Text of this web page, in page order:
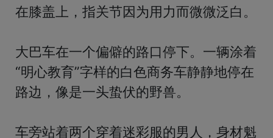
在膝盖上，指关节因为用力而微微泛白。
大巴车在一个偏僻的路口停下。一辆涂着
“明心教育”字样的白色商务车静静地停在
路边，像是一头蛰伏的野兽。
车旁站着两个穿着迷彩服的男人，身材魁